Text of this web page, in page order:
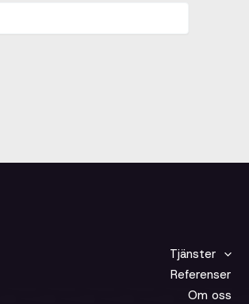
Tjänster
Referenser
Om oss